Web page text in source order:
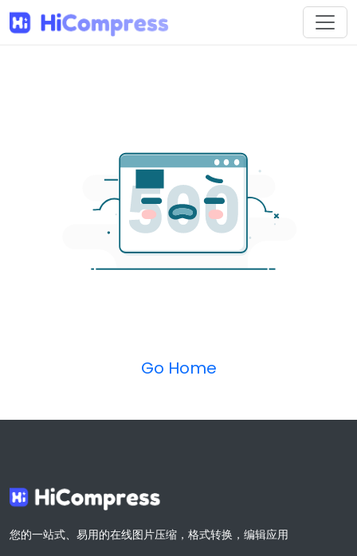
Go Home
您的一站式、易用的在线图片压缩，格式转换，编辑应用